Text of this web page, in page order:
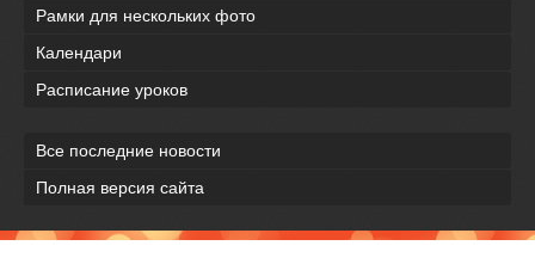
Рамки для нескольких фото
Календари
Расписание уроков
Все последние новости
Полная версия сайта